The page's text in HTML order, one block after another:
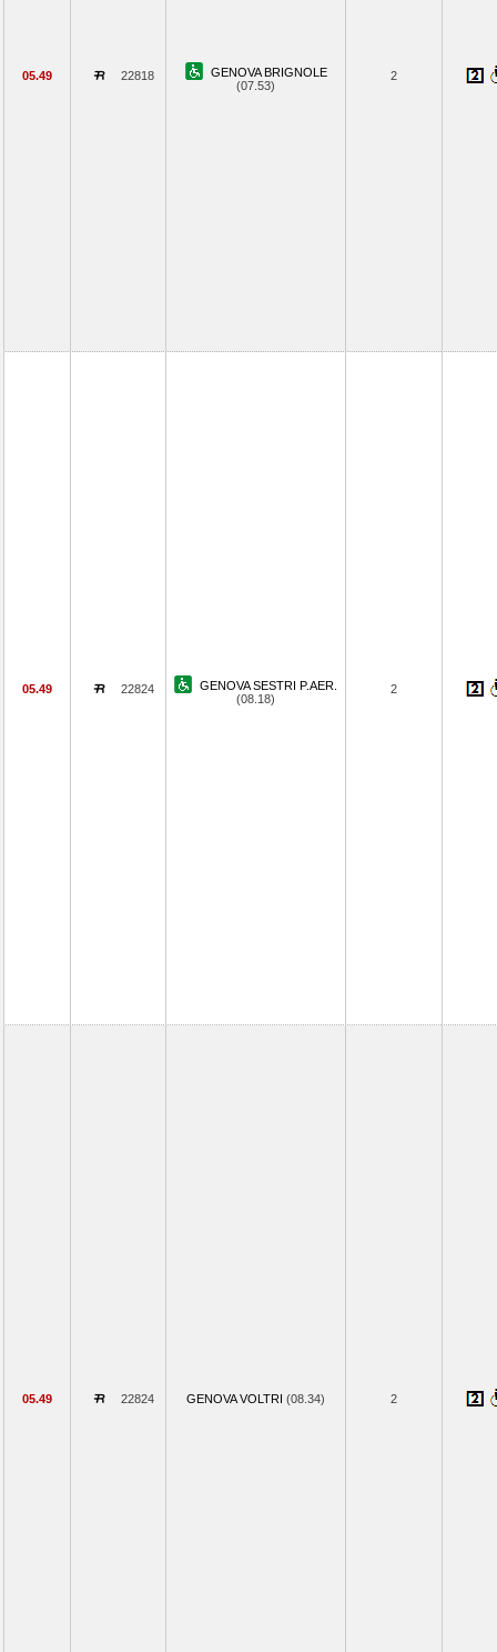
05.49 22818
GENOVA BRIGNOLE
(07.53)
2
05.49 22824
GENOVA SESTRI P.AER.
(08.18)
2
05.49 22824 GENOVA VOLTRI (08.34) 2